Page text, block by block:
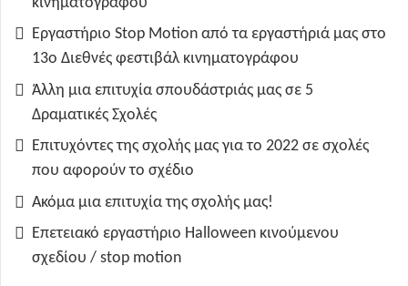
Εργαστήριο Stop Motion από τα εργαστήριά μας στο
13ο Διεθνές φεστιβάλ κινηματογράφου
Άλλη μια επιτυχία σπουδάστριάς μας σε 5
Δραματικές Σχολές
Επιτυχόντες της σχολής μας για το 2022 σε σχολές
που αφορούν το σχέδιο
Ακόμα μια επιτυχία της σχολής μας!
Επετειακό εργαστήριο Halloween κινούμενου
σχεδίου / stop motion